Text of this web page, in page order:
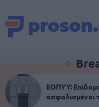
ΕΟΠΥΥ:
ασφαλισμένοι